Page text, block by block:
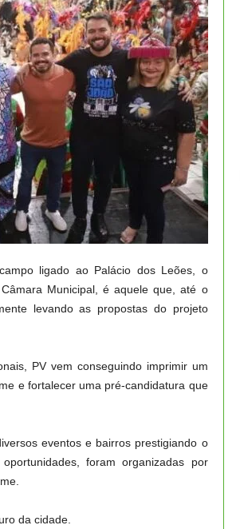
ligado ao Palácio dos Leões, o
Municipal, é aquele que, até o
levando as propostas do projeto
PV vem conseguindo imprimir um
e fortalecer uma pré-candidatura que
eventos e bairros prestigiando o
foram organizadas por
da cidade.